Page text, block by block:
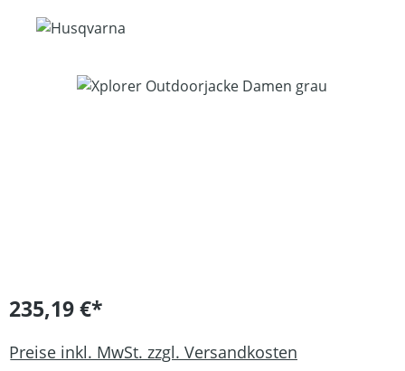
Bildergalerie überspringen
235,19 €*
Preise inkl. MwSt. zzgl. Versandkosten